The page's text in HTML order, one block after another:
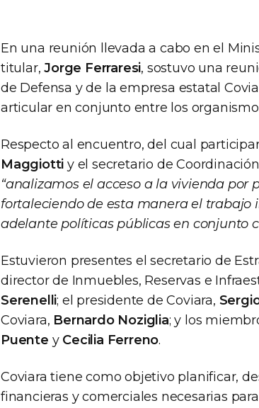
En una reunión llevada a cabo en el
titular,Jorge Ferraresi, sostuvo una
de Defensa y de la empresa estatal
articular en conjunto entre los
Respecto al encuentro, del cual
Maggiotti y el secretario de
“analizamos el acceso a la vivienda por
fortaleciendo de esta manera el
adelante políticas públicas en conjunto
Estuvieron presentes el secretario de
director de Inmuebles, Reservas e
Serenelli; el presidente de Coviara,
Coviara, Bernardo Noziglia; y los
Puente y Cecilia Ferreno.
Coviara tiene como objetivo planificar,
financieras y comerciales necesarias